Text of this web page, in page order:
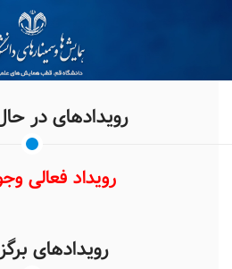
رویدادهای در
رویداد فعالی
رویدادهای